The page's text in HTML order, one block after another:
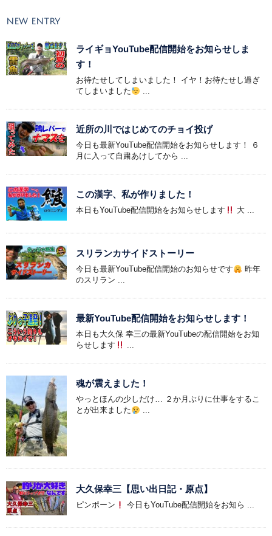
NEW ENTRY
ライギョYouTube配信開始をお知らせしま
す！
お待たせしてしまいました！ イヤ！お待たせし過ぎ
てしまいました
...
近所の川ではじめてのチョイ投げ
今日も最新YouTube配信開始をお知らせします！ ６
月に入って自粛あけしてから ...
この漢字、私が作りました！
本日もYouTube配信開始をお知らせします 大 ...
スリランカサイドストーリー
今日も最新YouTube配信開始のお知らせです
昨年
のスリラン ...
最新YouTube配信開始をお知らせします！
本日も大久保 幸三の最新YouTubeの配信開始をお知
らせします
...
魂が震えました！
やっとほんの少しだけ… ２か月ぶりに仕事をするこ
とが出来ました
...
大久保幸三【思い出日記・原点】
ピンポーン 今日もYouTube配信開始をお知ら ...